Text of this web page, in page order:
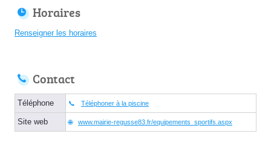
Horaires
Renseigner les horaires
Contact
Téléphone Téléphoner à la piscine
Site web www.mairie-regusse83.fr/equipements_sportifs.aspx